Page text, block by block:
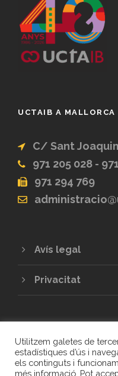
UCTAIB A MALLORCA
C/ Sant
971 205 028 -
971 294 769
Avís legal
Privacitat
Utilitzem galetes de
estadístiques d’ús i
els continguts i
més informació. Pot